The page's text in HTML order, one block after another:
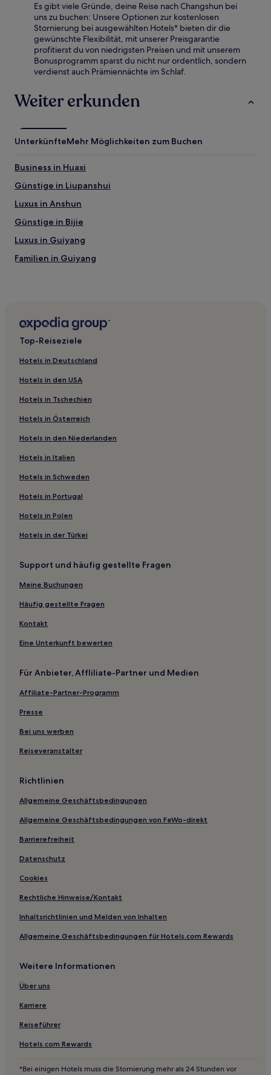
Es gibt viele Gründe, deine Reise nach Changshun bei
uns zu buchen: Unsere Optionen zur kostenlosen
Stornierung bei ausgewählten Hotels* bieten dir die
gewünschte Flexibilität, mit unserer Preisgarantie
profitierst du von niedrigsten Preisen und mit unserem
Bonusprogramm sparst du nicht nur ordentlich, sondern
verdienst auch Prämiennächte im Schlaf.
Weiter erkunden
UnterkünfteMehr Möglichkeiten zum Buchen
Business in Huaxi
Günstige in Liupanshui
Luxus in Anshun
Günstige in Bijie
Luxus in Guiyang
Familien in Guiyang
Duyun Hotels
Hotels nahe Höhlen-Särge
Hotels nahe Libo Daxiao Höhlenlandschaft
Huaxi: Hotels
Chengbei Hotels
Hotels nahe Maomao-Höhle
Zhijin Hotels
Hotels nahe Alte Stadtmauer von Fuquan
Hotels nahe Xiaoqikong Scenic Area
Hotels nahe Menghuo-Hügel
Kreis Xifeng Hotels
Hotels nahe GuiDingXian BuYi Ausstellungshalle
Hotels nahe Huangguoshu Wasserfall
Xingren Hotels
Hotels nahe Tiantaishan Berg von Anshun
Autonomer Kreis Zhenning Hotels
Luodian Hotels
Guizhou: Hotels
Hotels nahe Pädagogische Universität Guiyang
Hotels nahe Tianlong-Alte Burg
Puding Hotels
Hotels nahe Yelang-See
Hotels nahe Huangguoshu-Bonsai-Garten
Kaiyang Hotels
Top-Reiseziele
Hotels in Deutschland
Hotels in den USA
Hotels in Tschechien
Hotels in Österreich
Hotels in den Niederlanden
Hotels in Italien
Hotels in Schweden
Hotels in Portugal
Hotels in Polen
Hotels in der Türkei
Support und häufig gestellte Fragen
Meine Buchungen
Häufig gestellte Fragen
Kontakt
Eine Unterkunft bewerten
Für Anbieter, Affliliate-Partner und Medien
Affiliate-Partner-Programm
Presse
Bei uns werben
Reiseveranstalter
Richtlinien
Allgemeine Geschäftsbedingungen
Allgemeine Geschäftsbedingungen von FeWo-direkt
Barrierefreiheit
Datenschutz
Cookies
Rechtliche Hinweise/Kontakt
Inhaltsrichtlinien und Melden von Inhalten
Allgemeine Geschäftsbedingungen für Hotels.com Rewards
Weitere Informationen
Über uns
Karriere
Reiseführer
Hotels.com Rewards
*Bei einigen Hotels muss die Stornierung mehr als 24 Stunden vor